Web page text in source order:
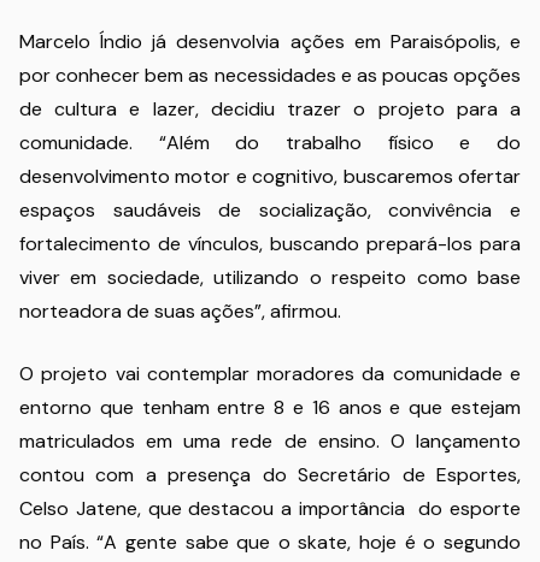
Marcelo Índio já desenvolvia ações em Paraisópolis, e
por conhecer bem as necessidades e as poucas opções
de cultura e lazer, decidiu trazer o projeto para a
comunidade. “Além do trabalho físico e do
desenvolvimento motor e cognitivo, buscaremos ofertar
espaços saudáveis de socialização, convivência e
fortalecimento de vínculos, buscando prepará-los para
viver em sociedade, utilizando o respeito como base
norteadora de suas ações”, afirmou.
O projeto vai contemplar moradores da comunidade e
entorno que tenham entre 8 e 16 anos e que estejam
matriculados em uma rede de ensino. O lançamento
contou com a presença do Secretário de Esportes,
Celso Jatene, que destacou a importância do esporte
no País. “A gente sabe que o skate, hoje é o segundo